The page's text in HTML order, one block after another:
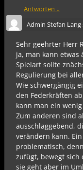
Antworten ↓
Admin Stefan Lang
Sehr geehrter Herr
ja, man kann
Spielart sollte
Regulierung bei
Wie schwergängig
den Federkräften
kann man ein
Zum anderen sind
ausschlaggebend,
verändern kann.
problematisch,
zufügt, bewegt sich
sie geht aber im